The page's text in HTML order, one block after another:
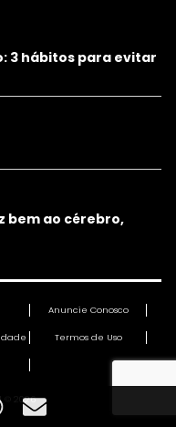
3 hábitos para evitar
bem ao cérebro,
Anuncie Conosco
Termos de Uso
© 2026